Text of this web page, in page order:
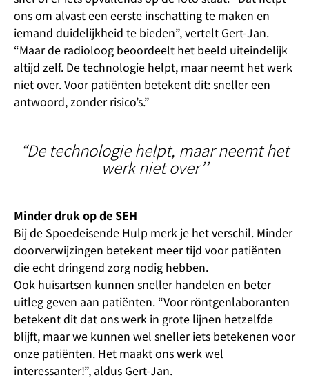
ons om alvast een eerste inschatting te maken en
iemand duidelijkheid te bieden”, vertelt Gert-Jan.
“Maar de radioloog beoordeelt het beeld uiteindelijk
altijd zelf. De technologie helpt, maar neemt het werk
niet over. Voor patiënten betekent dit: sneller een
antwoord, zonder risico’s.”
“De technologie helpt, maar neemt het
werk niet over’’
Minder druk op de SEH
Bij de Spoedeisende Hulp merk je het verschil. Minder
doorverwijzingen betekent meer tijd voor patiënten
die echt dringend zorg nodig hebben.
Ook huisartsen kunnen sneller handelen en beter
uitleg geven aan patiënten. “Voor röntgenlaboranten
betekent dit dat ons werk in grote lijnen hetzelfde
blijft, maar we kunnen wel sneller iets betekenen voor
onze patiënten. Het maakt ons werk wel
interessanter!”, aldus Gert-Jan.